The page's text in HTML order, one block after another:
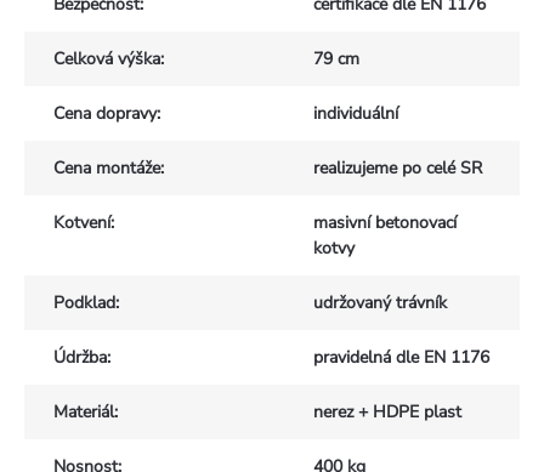
Bezpečnost: certifikace dle EN 1176
Celková výška: 79 cm
Cena dopravy: individuální
Cena montáže: realizujeme po celé SR
Kotvení:
masivní betonovací
kotvy
Podklad: udržovaný trávník
Údržba: pravidelná dle EN 1176
Materiál: nerez + HDPE plast
Nosnost: 400 kg